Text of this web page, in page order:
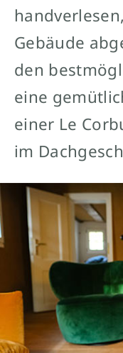
Gebäude
den
eine
einer Le
im